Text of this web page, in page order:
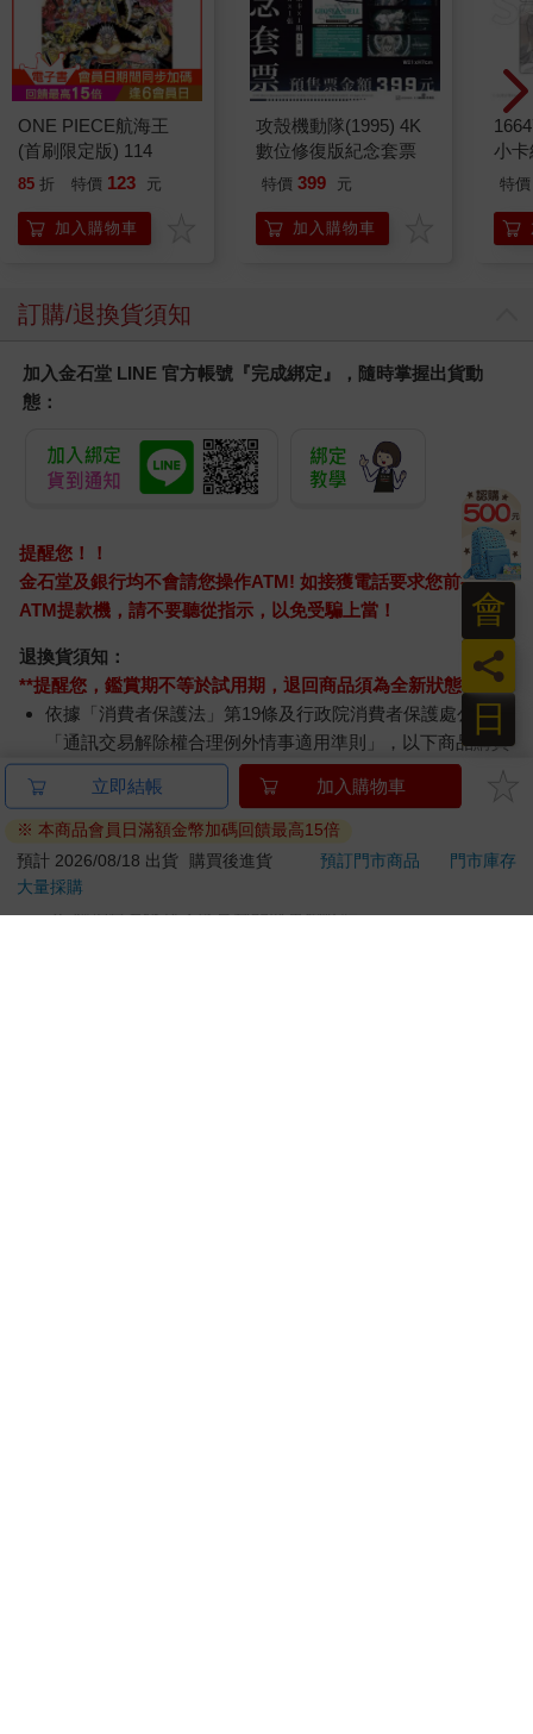
ONE PIECE航海王
(首刷限定版) 114
85 折 特價 123 元
加入購物車
攻殼機動隊(1995) 4K
數位修復版紀念套票
特價 399 元
加入購物車
小卡
特價
訂購/退換貨須知
加入金石堂 LINE 官方帳號『完成綁定』，隨時掌握出貨動
態：
提醒您！！
金石堂及銀行均不會請您操作ATM! 如接獲電話要求您前往
ATM提款機，請不要聽從指示，以免受騙上當！
退換貨須知：
**提醒您，鑑賞期不等於試用期，退回商品須為全新狀態**
依據「消費者保護法」第19條及行政院消費者保護處公告之
「通訊交易解除權合理例外情事適用準則」，以下商品購買
後，除商品本身有瑕疵外，將不提供7天的猶豫期：
易於腐敗、保存期限較短或解約時即將逾期。（如：生
鮮食品）
依消費者要求所為之客製化給付。（客製化商品）
報紙、期刊或雜誌。（含MOOK、外文雜誌）
經消費者拆封之影音商品或電腦軟體。
日
員
會